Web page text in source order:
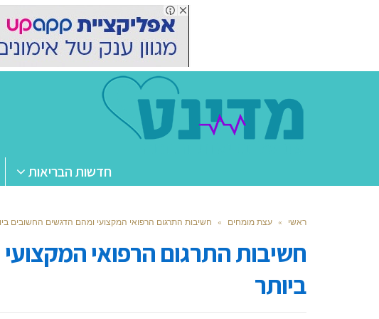
חדשות הבריאות
ראשי » עצת מומחים » חשיבות התרגום הרפואי המקצועי ומהם הדגשים החשובים
חשיבות התרגום הרפואי
ביותר